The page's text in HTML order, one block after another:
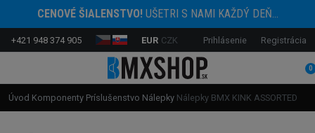
CENOVÉ ŠIALENSTVO!UŠETRI S NAMI KAŽDÝ DEŇ...
+421 948 374 905 EUR CZK Prihlásenie Registrácia
0
Úvod Komponenty Príslušenstvo Nálepky Nálepky BMX KINK ASSORTED